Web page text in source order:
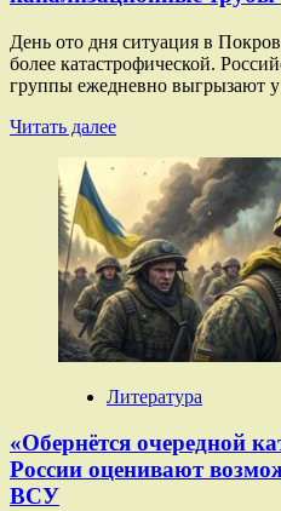
День ото дня ситуация в
более катастрофической.
группы ежедневно выгрызают
Читать далееПрочитать
«Пуганый
враг
унитаза
боится»:
зачем
украинские
солдаты
закупоривают
в
Покровске
канализационные
Литература
«Обернётся очередной
России оценивают
ВСУ